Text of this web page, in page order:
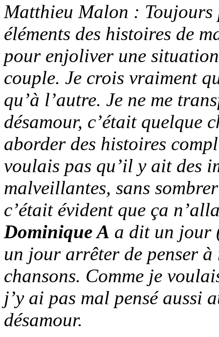
Matthieu Malon : Toujours
éléments des histoires de
pour enjoliver une
couple. Je crois vraiment
qu’à l’autre. Je ne me
désamour, c’était quelque
aborder des histoires
voulais pas qu’il y ait des
malveillantes, sans
c’était évident que ça
Dominique A a dit un jour
un jour arrêter de penser
chansons. Comme je
j’y ai pas mal pensé aussi
désamour.